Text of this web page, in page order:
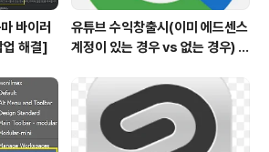
바이러
해결]
유튜브 수익창출시(이미 에드센스
계정이 있는 경우 vs 없는 경우) 주